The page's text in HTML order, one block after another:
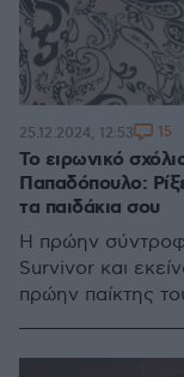
Το ειρωνικό
Παπαδόπουλο:
τα παιδάκια σου
Η πρώην
Survivor και
πρώην παίκτης
25.12.2024, 12:53 15